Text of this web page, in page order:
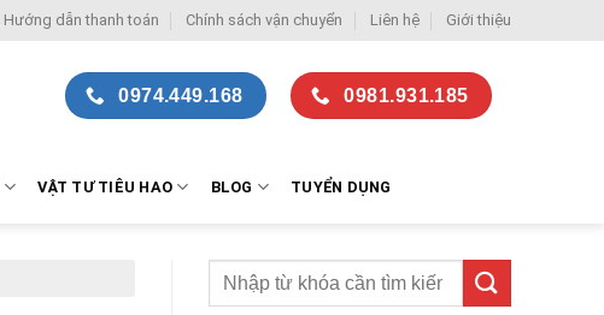
Hướng dẫn thanh toán Chính sách vận chuyển Liên hệ Giới thiệu
0974.449.168 0981.931.185
VẬT TƯ TIÊU HAO BLOG TUYỂN DỤNG